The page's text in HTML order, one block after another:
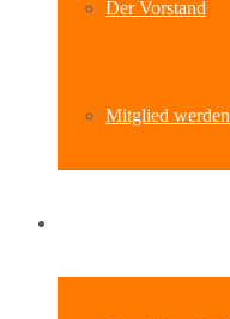
Der Vorstand
Mitglied werden